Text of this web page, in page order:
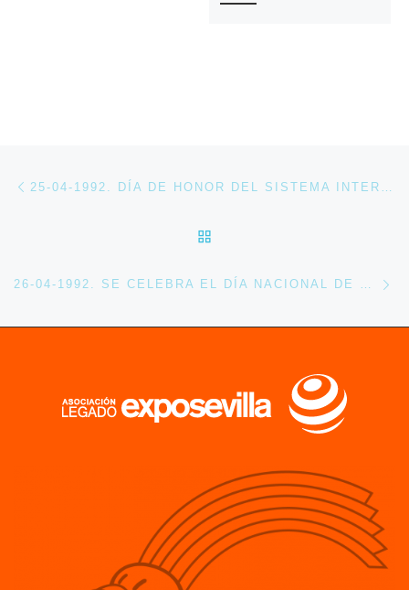
Navegación de entradas
26-04-1992. SE CELEBRA EL DÍA NACIONAL DE ZIMBABWE